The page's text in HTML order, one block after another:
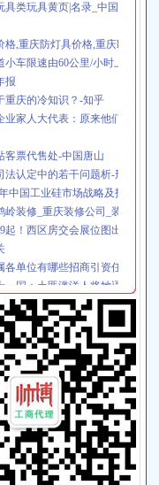
格,重庆防灯具价格,重庆led防灯
小车限速由60公里/小时上调为80
报
重庆的冷知识？-知乎
业家人大代表：原来他们关心的
客票代售处-中国唐山
法认定中的若干问题析-刑事论文
中国工业硅市场战略及投资分析
岭装修_重庆装修公司_装修案例
起！西区房交会展位图出炉先预
各单位有哪些招商引资任务-梁山
一国：土匪滥洋人将她逼上梁山
进口德国二手滚齿机有哪些监管
向市民开放长埋40多年无任何记
二手房价格是多少？_复式问答-
重庆海关
产管理有限公司
（江北）招聘】可口可乐（重庆
货司机（入职购买五险一金）-
所电话,地址,营业时间（图）-重
改造完工70%预计10月正式投用-